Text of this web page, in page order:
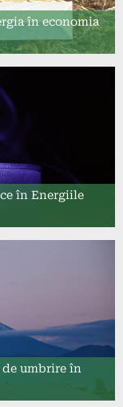
în economia
în Energiile
umbrire în